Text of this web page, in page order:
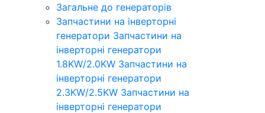
Загальне до генераторів
Запчастини на інверторні
генератори Запчастини на
інверторні генератори
1.8KW/2.0KW Запчастини на
інверторні генератори
2.3KW/2.5KW Запчастини на
інверторні генератори